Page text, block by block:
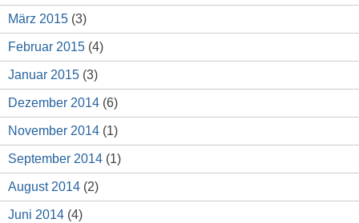
März 2015 (3)
Februar 2015 (4)
Januar 2015 (3)
Dezember 2014 (6)
November 2014 (1)
September 2014 (1)
August 2014 (2)
Juni 2014 (4)